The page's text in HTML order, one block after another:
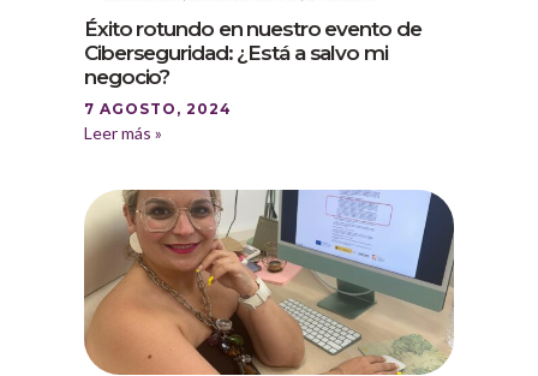
Éxito rotundo en nuestro evento de
Ciberseguridad: ¿Está a salvo mi
negocio?
7 AGOSTO, 2024
Leer más »